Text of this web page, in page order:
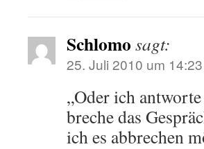
Schlomo sagt:
25. Juli 2010 um
„Oder ich
breche das
ich es abbrechen